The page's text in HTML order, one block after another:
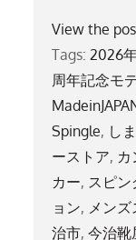
View the
Tags:2026
周年記念モ
Spingle, し
ーストア,
カー, スピン
ョン, メン
治市,今治靴